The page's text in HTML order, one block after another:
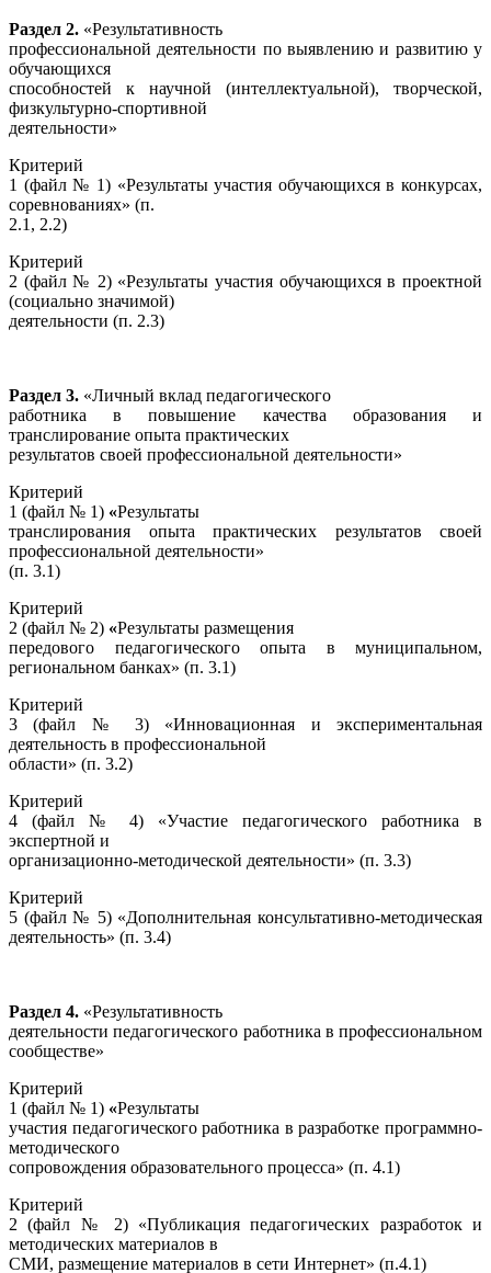
Раздел 2. «Результативность
профессиональной деятельности по выявлению и развитию у
обучающихся
способностей к научной (интеллектуальной), творческой,
физкультурно-спортивной
деятельности»
Критерий
1 (файл № 1) «Результаты участия обучающихся в конкурсах,
соревнованиях» (п.
2.1, 2.2)
Критерий
2 (файл № 2) «Результаты участия обучающихся в проектной
(социально значимой)
деятельности (п. 2.3)
Раздел 3. «Личный вклад педагогического
работника в повышение качества образования и
транслирование опыта практических
результатов своей профессиональной деятельности»
Критерий
1 (файл № 1) «Результаты
транслирования опыта практических результатов своей
профессиональной деятельности»
(п. 3.1)
Критерий
2 (файл № 2) «Результаты размещения
передового педагогического опыта в муниципальном,
региональном банках» (п. 3.1)
Критерий
3 (файл № 3) «Инновационная и экспериментальная
деятельность в профессиональной
области» (п. 3.2)
Критерий
4 (файл № 4) «Участие педагогического работника в
экспертной и
организационно-методической деятельности» (п. 3.3)
Критерий
5 (файл № 5) «Дополнительная консультативно-методическая
деятельность» (п. 3.4)
Раздел 4. «Результативность
деятельности педагогического работника в профессиональном
сообществе»
Критерий
1 (файл № 1) «Результаты
участия педагогического работника в разработке программно-
методического
сопровождения образовательного процесса» (п. 4.1)
Критерий
2 (файл № 2) «Публикация педагогических разработок и
методических материалов в
СМИ, размещение материалов в сети Интернет» (п.4.1)